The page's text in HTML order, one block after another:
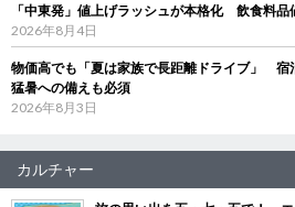
「中東発」値上げラッシュが本格化 飲食料
2026年8月4日
物価高でも「夏は家族で長距離ドライブ」 宿
猛暑への備えも必須
2026年8月3日
カルチャー